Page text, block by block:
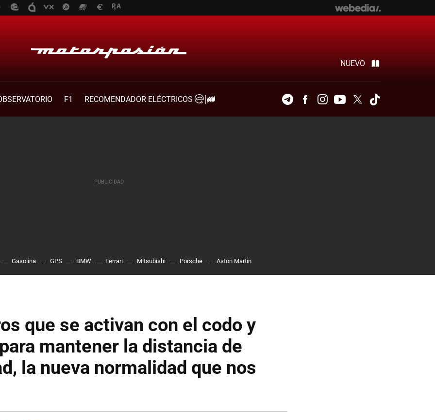
NUEVO
F1 RECOMENDADOR ELÉCTRICOS TelegramFacebookInstagramYoutubeTwitter
Gasolina GPS BMW Ferrari Mitsubishi Porsche Aston Martin
que se activan con el codo y
mantener la distancia de
la nueva normalidad que nos